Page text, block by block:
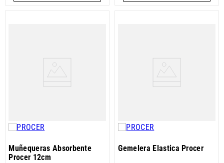
Muñequeras Absorbente
Procer 12cm
Gemelera Elastica Procer